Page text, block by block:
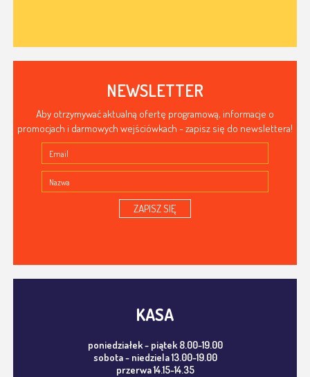
NEWSLETTER
Aby otrzymywać aktualną ofertę programową, informacje o
promocjach i darmowych wejściówkach - zapisz się do newslettera!
ZAPISZ SIĘ
KASA
poniedziałek - piątek 8.00-19.00
sobota - niedziela 13.00-19.00
przerwa 14.15-14.35